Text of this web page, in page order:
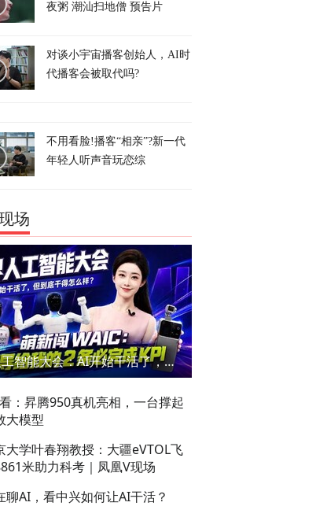
夜粥 潮汕扫地僧 预告片
对谈小宇宙播客创始人，AI时
代播客会被取代吗?
不用看脸!播客“相亲”?新一代
年轻人听声音玩恋综
场
世界人工智能大会：AI开始干活了，但到底干的怎么样？萌新闯WAIC
：昇腾950真机亮相，一台撑起
大模型
大学叶春翔教授：大疆eVTOL飞
米助力科考｜凤凰V现场
聊AI，看中兴如何让AI干活？